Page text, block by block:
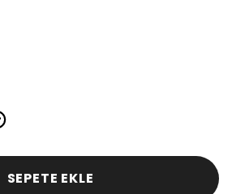
SEPETE EKLE